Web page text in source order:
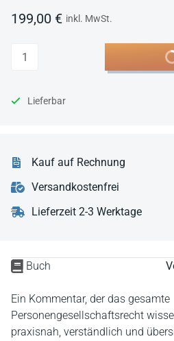
Buch
Ein Kommentar, der das gesamte
Personengesellschaftsrecht
praxisnah, verständlich und
199,00 € inkl. MwSt.
Anzahl In den
Lieferbar
Kauf auf Rechnung
Versandkostenfrei
Lieferzeit 2-3 Werktage